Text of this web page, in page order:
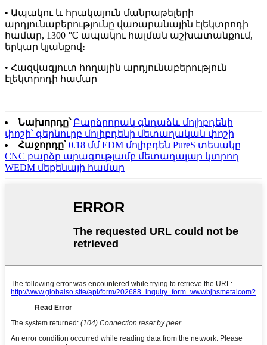
• Ապակու և հրակայուն մանրաթելերի
արդյունաբերությունը վառարանային էլեկտրոդի
համար, 1300 ℃ ապակու հալման աշխատանքում,
երկար կյանքով։
• Հազվագյուտ հողային արդյունաբերություն
էլեկտրոդի համար
Նախորդը՝ Բարձրորակ գնդաձև մոլիբդենի
փոշի՝ գերնուրբ մոլիբդենի մետաղական փոշի
Հաջորդը՝ 0.18 մմ EDM մոլիբդեն PureS տեսակը
CNC բարձր արագությամբ մետաղալար կտրող
WEDM մեքենայի համար